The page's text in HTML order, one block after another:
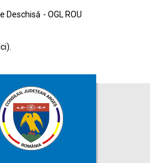
- OGL ROU
).